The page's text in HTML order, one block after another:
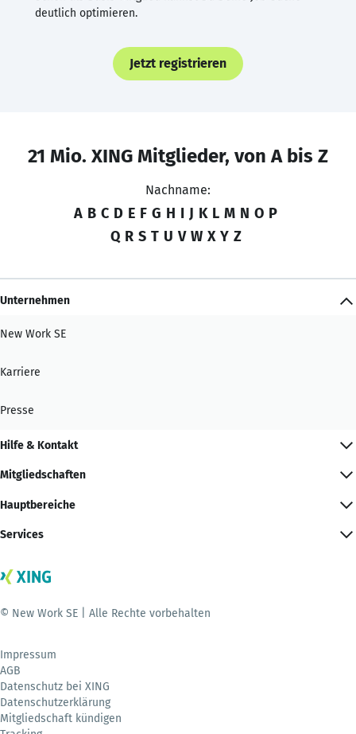
deutlich optimieren.
Jetzt registrieren
21 Mio. XING Mitglieder, von A bis Z
Nachname:
A B C D E F G H I J K L M N O P
Q R S T U V W X Y Z
Unternehmen
New Work SE
Karriere
Presse
Hilfe & Kontakt
Mitgliedschaften
Hauptbereiche
Services
© New Work SE | Alle Rechte vorbehalten
Impressum
AGB
Datenschutz bei XING
Datenschutzerklärung
Mitgliedschaft kündigen